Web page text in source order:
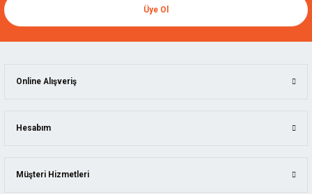
Üye Ol
Online Alışveriş
Hesabım
Müşteri Hizmetleri